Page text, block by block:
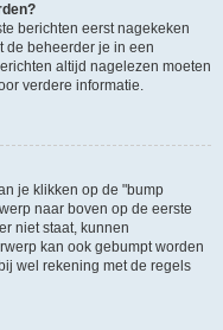
berichten eerst nagekeken
de beheerder je in een
altijd nagelezen moeten
verdere informatie.
je klikken op de "bump
naar boven op de eerste
niet staat, kunnen
kan ook gebumpt worden
wel rekening met de regels